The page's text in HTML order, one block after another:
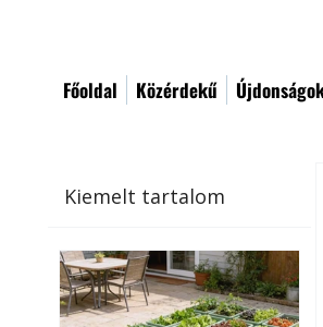
Főoldal Közérdekű
Kiemelt tartalom